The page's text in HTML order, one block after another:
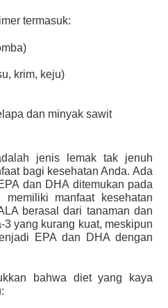
termasuk:
krim, keju)
dan minyak sawit
jenis lemak tak jenuh
bagi kesehatan Anda. Ada
dan DHA ditemukan pada
manfaat kesehatan
berasal dari tanaman dan
yang kurang kuat, meskipun
EPA dan DHA dengan
bahwa diet yang kaya